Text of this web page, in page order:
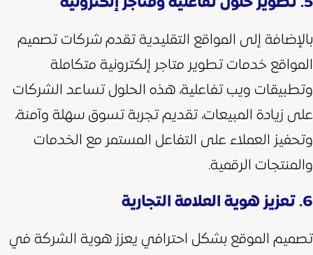
بالإضافة إلى المواقع التقليدية تقدم شركات تصميم
المواقع خدمات تطوير متاجر إلكترونية متكاملة
وتطبيقات ويب تفاعلية، هذه الحلول تساعد الشركات
على زيادة المبيعات، تقديم تجربة تسوق سهلة وآمنة،
وتحفيز العملاء على التفاعل المستمر مع الخدمات
والمنتجات الرقمية.
6. تعزيز هوية العلامة التجارية
تصميم الموقع بشكل احترافي يعزز هوية الشركة في